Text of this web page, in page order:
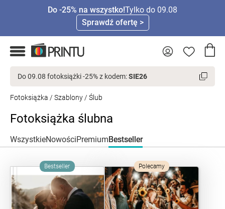
Do -25% na wszystko!Tylko do 09.08
Sprawdź ofertę >
Do 09.08 fotoksiążki -25% z kodem:SIE26
Fotoksiążka / Szablony / Ślub
Fotoksiążka ślubna
WszystkieNowościPremiumBestseller
Bestseller Polecamy